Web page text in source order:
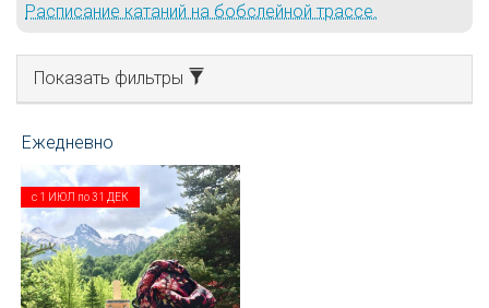
Расписание катаний на бобслейной трассе.
Показать фильтры
с 1 ИЮЛ по31 ДЕК